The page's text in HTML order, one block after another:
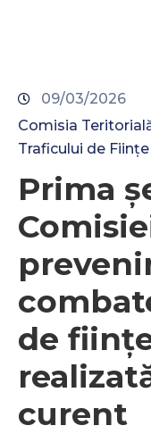
09/03/2026
Comisia
Traficului de
Prima
de
curent